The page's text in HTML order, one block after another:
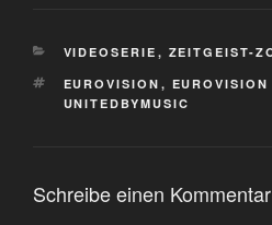
KATEGORIEN
VIDEOSERIE , ZEITGEIST-
SCHLAGWÖRTER
EUROVISION ,
UNITEDBYMUSIC
Schreibe einen Kommentar